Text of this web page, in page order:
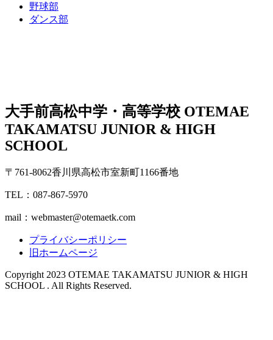
野球部
ダンス部
大手前高松中学・高等学校 OTEMAE
TAKAMATSU JUNIOR & HIGH
SCHOOL
〒761-8062香川県高松市室新町1166番地
TEL：087-867-5970
mail：webmaster@otemaetk.com
プライバシーポリシー
旧ホームページ
Copyright 2023 OTEMAE TAKAMATSU JUNIOR & HIGH
SCHOOL . All Rights Reserved.